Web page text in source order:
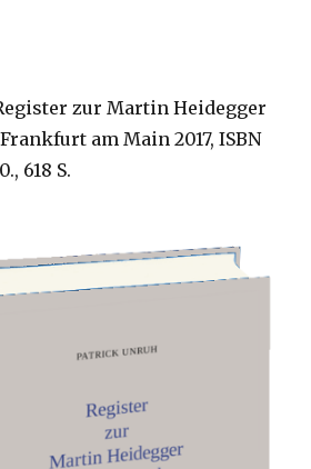
zur Martin Heidegger
am Main 2017, ISBN
618 S.